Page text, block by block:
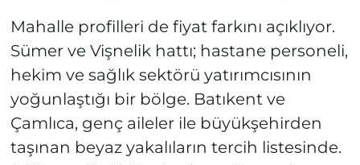
Mahalle profilleri de fiyat farkını açıklıyor.
Sümer ve Vişnelik hattı; hastane personeli,
hekim ve sağlık sektörü yatırımcısının
yoğunlaştığı bir bölge. Batıkent ve
Çamlıca, genç aileler ile büyükşehirden
taşınan beyaz yakalıların tercih listesinde.